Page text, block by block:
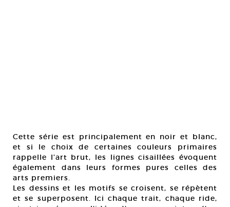
Cette série est principalement en noir et blanc,
et si le choix de certaines couleurs primaires
rappelle l’art brut, les lignes cisaillées évoquent
également dans leurs formes pures celles des
arts premiers.
Les dessins et les motifs se croisent, se répètent
et se superposent. Ici chaque trait, chaque ride,